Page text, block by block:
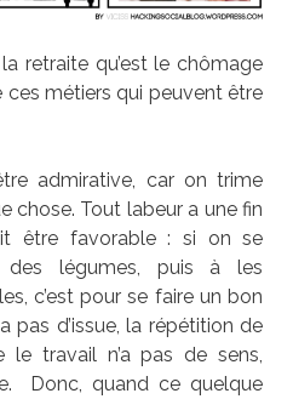
retraite qu’est le chômage
métiers qui peuvent être
admirative, car on trime
chose. Tout labeur a une fin
être favorable : si on se
des légumes, puis à les
c’est pour se faire un bon
pas d’issue, la répétition de
travail n’a pas de sens,
Donc, quand ce quelque